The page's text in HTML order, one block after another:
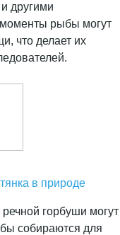
другими
рыбы могут
что делает их
в природе
горбуши могут
собираются для